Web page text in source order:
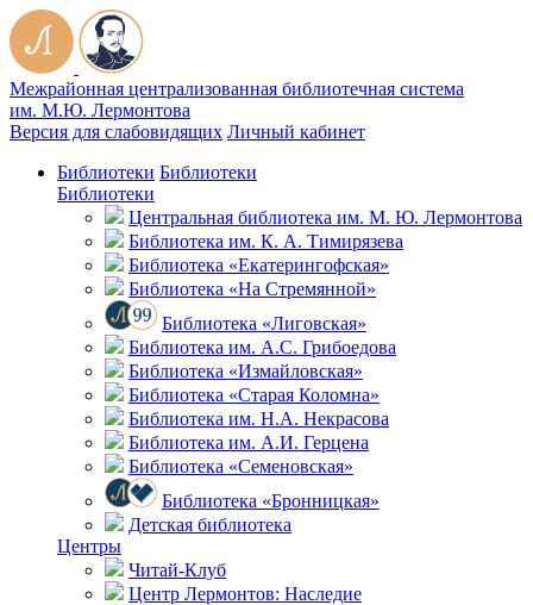
Межрайонная централизованная библиотечная система
им. М.Ю. Лермонтова
Версия для слабовидящих Личный кабинет
Библиотеки Библиотеки
Библиотеки
Центральная библиотека им. М. Ю. Лермонтова
Библиотека им. К. А. Тимирязева
Библиотека «Екатерингофская»
Библиотека «На Стремянной»
Библиотека «Лиговская»
Библиотека им. А.С. Грибоедова
Библиотека «Измайловская»
Библиотека «Старая Коломна»
Библиотека им. Н.А. Некрасова
Библиотека им. А.И. Герцена
Библиотека «Семеновская»
Библиотека «Бронницкая»
Детская библиотека
Центры
Читай-Клуб
Центр Лермонтов: Наследие